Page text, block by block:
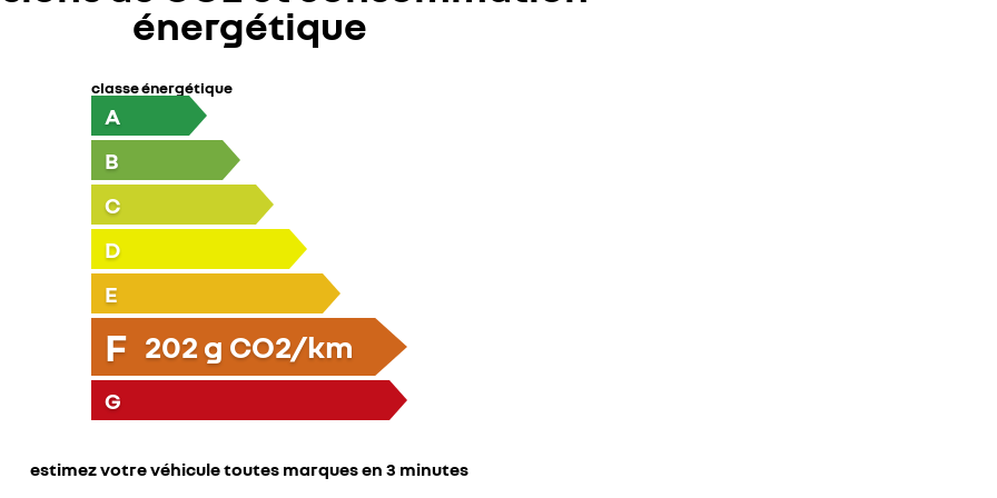
énergétique
classe énergétique
A
B
C
D
E
F 202 g CO2/km
G
estimez votre véhicule toutes marques en 3 minutes